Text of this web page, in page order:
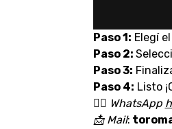
Paso 1: Elegí
Paso 2:
Paso 3:
Paso 4: Listo
👉🏼 WhatsApp
📩 Mail: